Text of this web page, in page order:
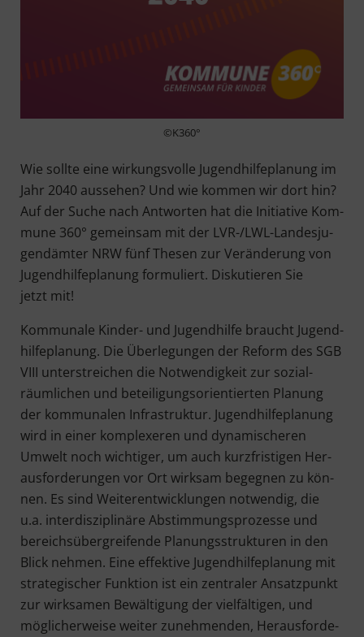
©K360°
Wie soll­te eine wir­kungs­vol­le Jugend­hil­fe­pla­nung im
Jahr 2040 aus­se­hen? Und wie kom­men wir dort hin?
Auf der Suche nach Ant­wor­ten hat die Initia­ti­ve Kom­
mu­ne 360° gemein­sam mit der LVR-/LWL-Lan­des­ju­
gend­äm­ter NRW fünf The­sen zur Ver­än­de­rung von
Jugend­hil­fe­pla­nung for­mu­liert. Dis­ku­tie­ren Sie
jetzt mit!
Kom­mu­na­le Kin­der- und Jugend­hil­fe braucht Jugend­
hil­fe­pla­nung. Die Über­le­gun­gen der Reform des SGB
VIII unter­strei­chen die Not­wen­dig­keit zur sozi­al­
räum­li­chen und betei­li­gungs­ori­en­tier­ten Pla­nung
der kom­mu­na­len Infra­struk­tur. Jugend­hil­fe­pla­nung
wird in einer kom­ple­xe­ren und dyna­mi­sche­ren
Umwelt noch wich­ti­ger, um auch kurz­fris­ti­gen Her­
aus­for­de­run­gen vor Ort wirk­sam begeg­nen zu kön­
nen. Es sind Wei­ter­ent­wick­lun­gen not­wen­dig, die
u.a. inter­dis­zi­pli­nä­re Abstim­mungs­pro­zes­se und
bereichs­über­grei­fen­de Pla­nungs­struk­tu­ren in den
Blick neh­men. Eine effek­ti­ve Jugend­hil­fe­pla­nung mit
stra­te­gi­scher Funk­ti­on ist ein zen­tra­ler Ansatz­punkt
zur wirk­sa­men Bewäl­ti­gung der viel­fäl­ti­gen, und
mög­li­cher­wei­se wei­ter zuneh­men­den, Her­aus­for­de­